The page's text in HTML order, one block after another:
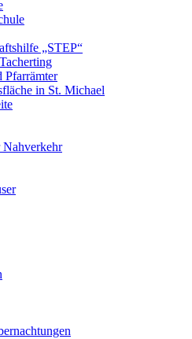
„STEP“
Pfarrämter
in St. Michael